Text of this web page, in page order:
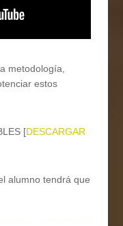
metodología,
estos
[DESCARGAR
alumno tendrá que